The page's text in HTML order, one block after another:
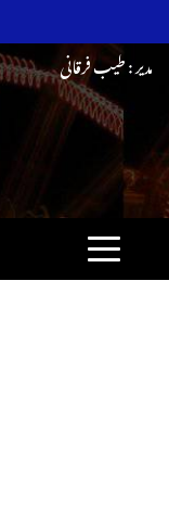
content
مدیر : طیب فرقانی